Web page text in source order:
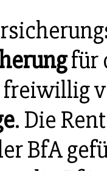
für
. Die
BfA